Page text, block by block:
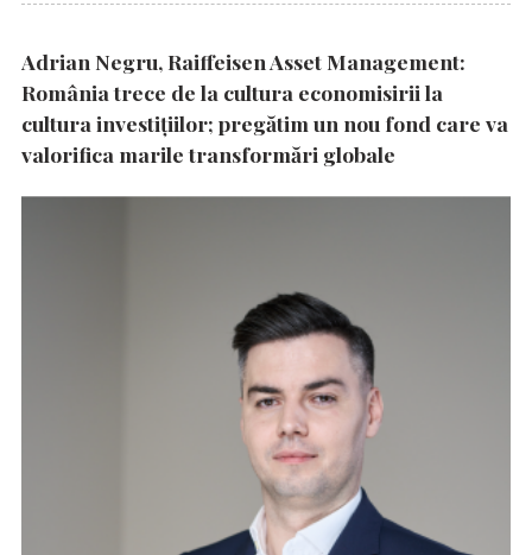
Adrian Negru, Raiffeisen Asset Management:
România trece de la cultura economisirii la
cultura investițiilor; pregătim un nou fond care va
valorifica marile transformări globale